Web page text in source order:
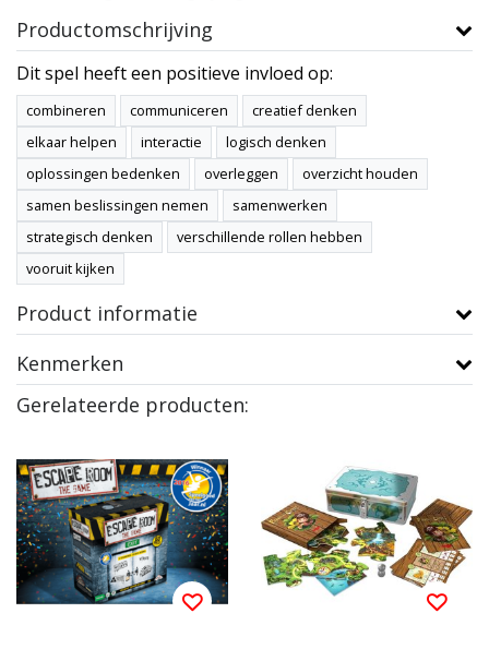
Productomschrijving
Dit spel heeft een positieve invloed op:
combineren communiceren
creatief denken
elkaar helpen
interactie
logisch denken
oplossingen bedenken
overleggen
overzicht houden
samen beslissingen nemen
samenwerken
strategisch denken
verschillende rollen hebben
vooruit kijken
Product informatie
Kenmerken
Gerelateerde producten: